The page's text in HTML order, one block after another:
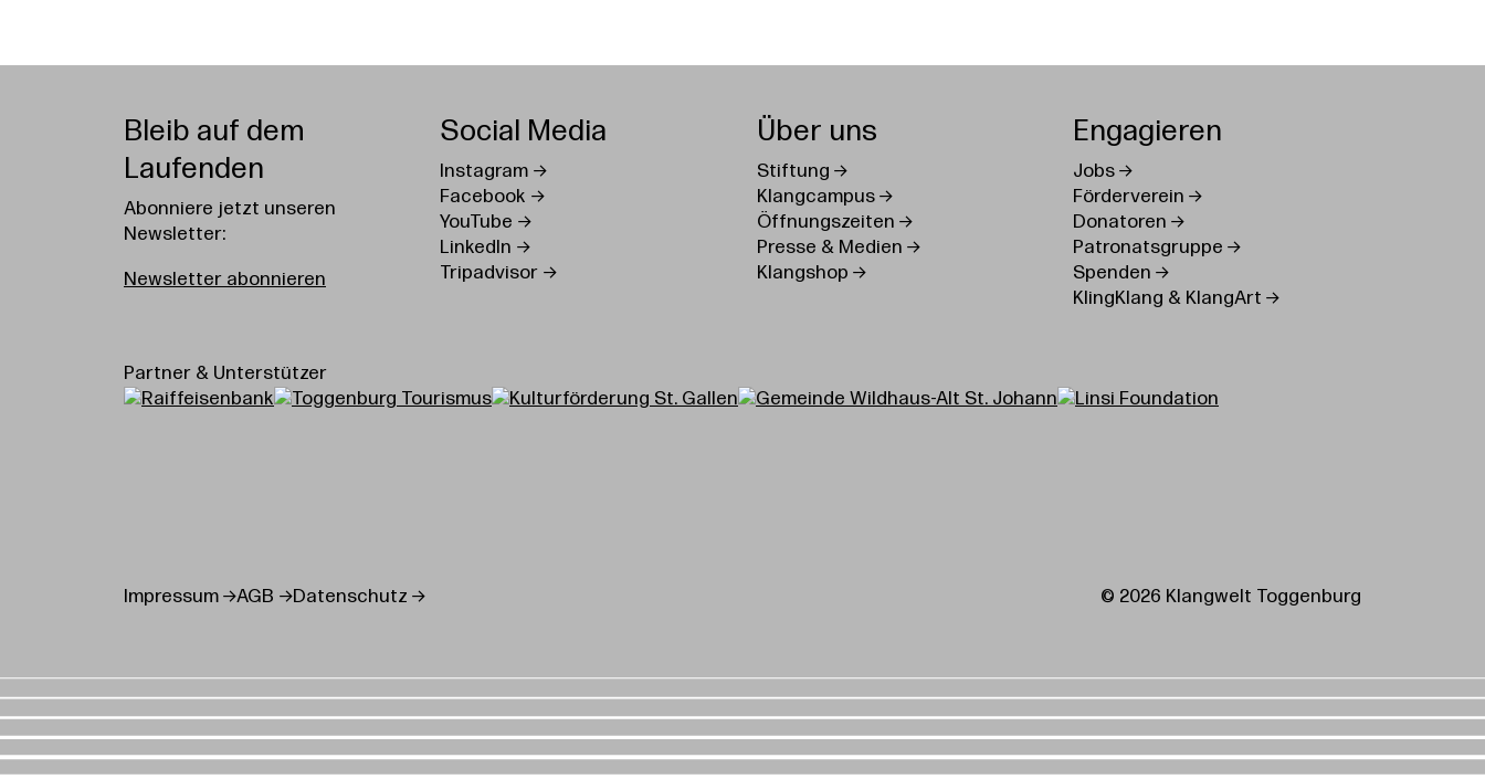
Bleib auf dem
Laufenden
Abonniere jetzt unseren
Newsletter:
Newsletter abonnieren
Social Media
Instagram
Facebook
YouTube
LinkedIn
Tripadvisor
Über uns
Stiftung
Klangcampus
Öffnungszeiten
Presse & Medien
Klangshop
Engagieren
Jobs
Förderverein
Donatoren
Patronatsgruppe
Spenden
KlingKlang & KlangArt
Partner & Unterstützer
Impressum AGB Datenschutz © 2026 Klangwelt Toggenburg